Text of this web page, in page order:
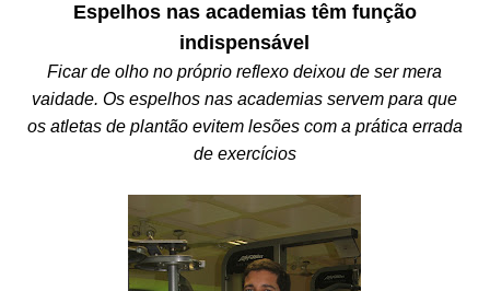
Espelhos nas academias têm função
indispensável
Ficar de olho no próprio reflexo deixou de ser mera
vaidade. Os espelhos nas academias servem para que
os atletas de plantão evitem lesões com a prática errada
de exercícios